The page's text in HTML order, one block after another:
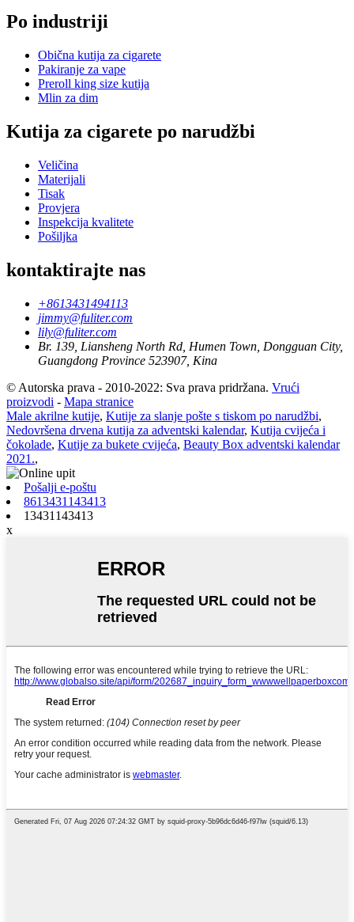
Po industriji
Obična kutija za cigarete
Pakiranje za vape
Preroll king size kutija
Mlin za dim
Kutija za cigarete po narudžbi
Veličina
Materijali
Tisak
Provjera
Inspekcija kvalitete
Pošiljka
kontaktirajte nas
+8613431494113
jimmy@fuliter.com
lily@fuliter.com
Br. 139, Liansheng North Rd, Humen Town, Dongguan City,
Guangdong Province 523907, Kina
© Autorska prava - 2010-2022: Sva prava pridržana. Vrući
proizvodi - Mapa stranice
Male akrilne kutije, Kutije za slanje pošte s tiskom po narudžbi,
Nedovršena drvena kutija za adventski kalendar, Kutija cvijeća i
čokolade, Kutije za bukete cvijeća, Beauty Box adventski kalendar
2021.,
Pošalji e-poštu
8613431143413
13431143413
x